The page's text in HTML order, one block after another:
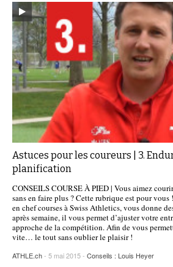
Astuces pour les coureurs | 3.
planification
CONSEILS COURSE À PIED | Vous aimez
sans en faire plus ? Cette rubrique est pour
en chef courses à Swiss Athletics, vous donne
après semaine, il vous permet d’ajuster votre
approche de la compétition. Afin de vous
vite… le tout sans oublier le plaisir !
ATHLE.ch- 5 mai 2015 - Conseils : Louis Heyer